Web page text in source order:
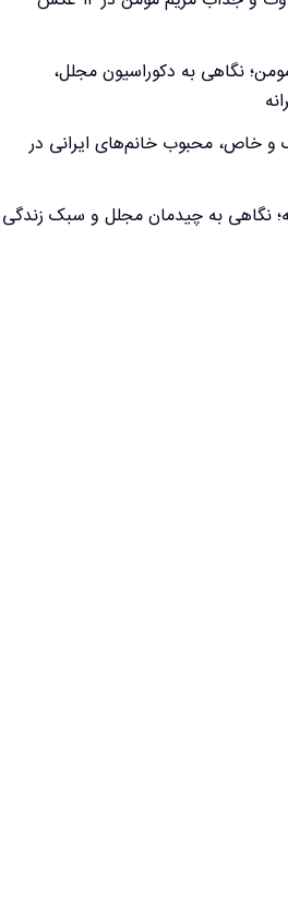
نگاهی به دکوراسیون مجلل،
و خاص، محبوب خانم‌های ایرانی در
نگاهی به چیدمان مجلل و سبک زندگی